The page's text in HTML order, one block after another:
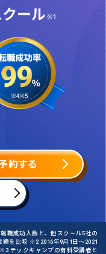
約する
職成功人数と、他スクール5社の
を比較 ※2 2016年9月1日〜2021
テックキャンプの有料受講者と